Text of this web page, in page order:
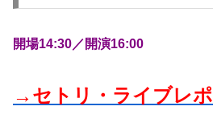
開場14:30／開演16:00
→セトリ・ライブレポ